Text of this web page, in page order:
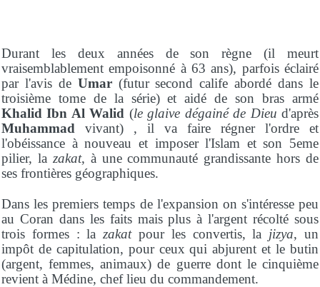
Durant les deux années de son règne (il meurt
vraisemblablement empoisonné à 63 ans), parfois éclairé
par l'avis de Umar(futur second calife abordé dans le
troisième tome de la série) et aidé de son bras armé
Khalid Ibn Al Walid (le glaive dégainé de Dieu d'après
Muhammad vivant) , il va faire régner l'ordre et
l'obéissance à nouveau et imposer l'Islam et son 5eme
pilier, la zakat, à une communauté grandissante hors de
ses frontières géographiques.
Dans les premiers temps de l'expansion on s'intéresse peu
au Coran dans les faits mais plus à l'argent récolté sous
trois formes : lazakatpour les convertis, la jizya, un
impôt de capitulation, pour ceux qui abjurent et le butin
(argent, femmes, animaux) de guerre dont le cinquième
revient à Médine, chef lieu du commandement.